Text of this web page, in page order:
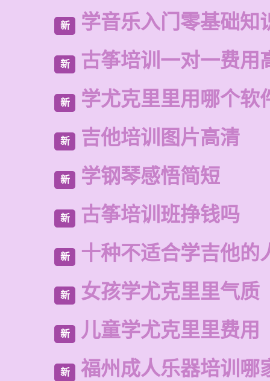
新 学音乐入门零基础知
新 古筝培训一对一费用
新 学尤克里里用哪个软
新 吉他培训图片高清
新 学钢琴感悟简短
新 古筝培训班挣钱吗
新 十种不适合学吉他的
新 女孩学尤克里里气质
新 儿童学尤克里里费用
新 福州成人乐器培训哪